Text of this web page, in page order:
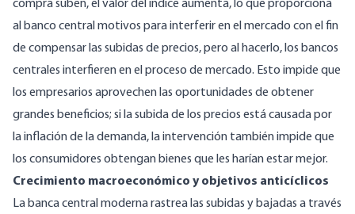
compra suben, el valor del índice aumenta, lo que proporciona
al banco central motivos para interferir en el mercado con el fin
de compensar las subidas de precios, pero al hacerlo, los bancos
centrales interfieren en el proceso de mercado. Esto impide que
los empresarios aprovechen las oportunidades de obtener
grandes beneficios; si la subida de los precios está causada por
la inflación de la demanda, la intervención también impide que
los consumidores obtengan bienes que les harían estar mejor.
Crecimiento macroeconómico y objetivos anticíclicos
La banca central moderna rastrea las subidas y bajadas a través